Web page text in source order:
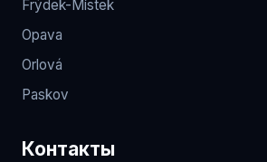
Frýdek-Místek
Opava
Orlová
Paskov
Контакты